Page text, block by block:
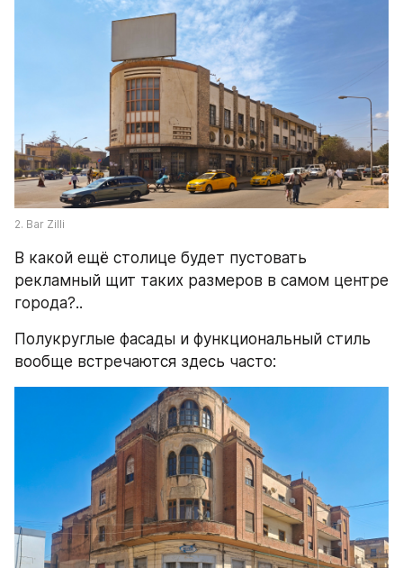
2. Bar Zilli
В какой ещё столице будет пустовать
рекламный щит таких размеров в самом центре
города?..
Полукруглые фасады и функциональный стиль
вообще встречаются здесь часто: